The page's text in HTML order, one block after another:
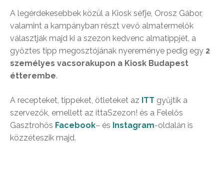
A legérdekesebbek közül a Kiosk séfje, Orosz Gábor,
valamint a kampányban részt vevő almatermelők
választják majd ki a szezon kedvenc almatippjét, a
győztes tipp megosztójának nyereménye pedig egy 2
személyes vacsorakupon a Kiosk Budapest
étterembe.
A recepteket, tippeket, ötleteket az ITT gyűjtik a
szervezők, emellett az ittaSzezon! és a Felelős
Gasztrohős Facebook– és Instagram-oldalán is
közzéteszik majd.